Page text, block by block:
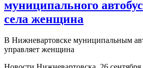
муниципального
села женщина
В Нижневартовске муниципальным
управляет женщина